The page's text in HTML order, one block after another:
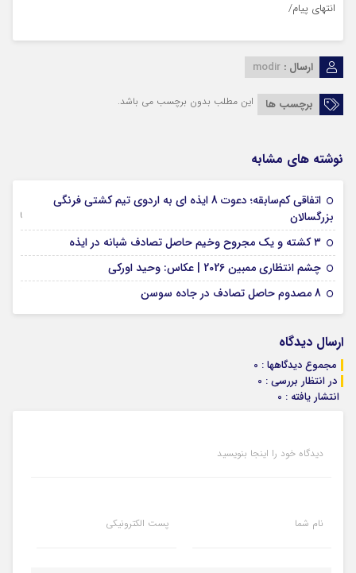
انتهای پیام/
ارسال : modir
برچسب ها این مطلب بدون برچسب می باشد.
نوشته های مشابه
اتفاقی کم‌سابقه؛ دعوت 8 ایذه ای به اردوی تیم کشتی فرنگی
بزرگسالان
09 جولای 2026
۳ کشته و یک مجروح وخیم حاصل تصادف شبانه در ایذه
چشم انتظاری ممبین 2026 | عکاس: وحید اورکی
8 مصدوم حاصل تصادف در جاده سوسن
ارسال دیدگاه
مجموع دیدگاهها : 0
در انتظار بررسی : 0
انتشار یافته : 0
دیدگاه خود را اینجا بنویسید
نام شما پست الکترونیکی